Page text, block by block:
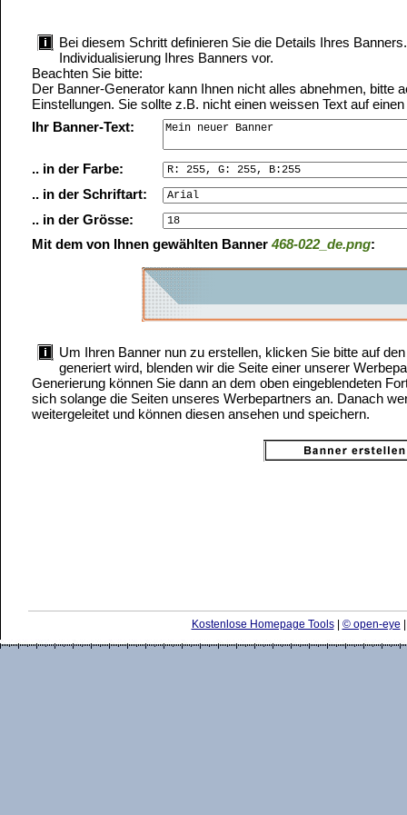
Bei diesem Schritt definieren Sie die Details Ihres
Individualisierung Ihres Banners vor.
Beachten Sie bitte:
Der Banner-Generator kann Ihnen nicht alles abnehmen, bitte
Einstellungen. Sie sollte z.B. nicht einen weissen Text auf
Ihr Banner-Text:
.. in der Farbe:
.. in der Schriftart:
.. in der Grösse:
Mit dem von Ihnen gewählten Banner468-022_de.png:
Um Ihren Banner nun zu erstellen, klicken Sie bitte auf
generiert wird, blenden wir die Seite einer unserer
Generierung können Sie dann an dem oben eingeblendeten
sich solange die Seiten unseres Werbepartners an. Danach
weitergeleitet und können diesen ansehen und speichern.
Kostenlose Homepage Tools| © open-eye